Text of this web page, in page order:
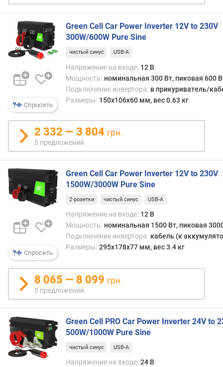
н
и
й
о
м
н
а
ь
я
ы
х
д
н
я
м
щ
т
ь
(
В
Спросить
Green Cell Car Power Inverter 12V to 230V
300W/600W Pure Sine
чистый синус USB-A
Напряжение на входе: 12 В
Мощность: номинальная 300 Вт, пиковая 600
Подключение инвертора: в прикуриватель/
Размеры: 150x106x60 мм, вес 0.63 кг
2 332 — 3 804 грн.
5 предложений
Спросить
Green Cell Car Power Inverter 12V to 230V
1500W/3000W Pure Sine
2 розетки чистый синус USB-A
Напряжение на входе: 12 В
Мощность: номинальная 1500 Вт, пиковая
Подключение инвертора: кабель (к
Размеры: 295x178x77 мм, вес 3.4 кг
8 065 — 8 099 грн.
5 предложений
Green Cell PRO Car Power Inverter 24V to
500W/1000W Pure Sine
чистый синус USB-A
Напряжение на входе: 24 В